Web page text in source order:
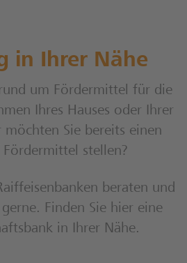
in Ihrer Nähe
um Fördermittel für die
Ihres Hauses oder Ihrer
möchten Sie bereits einen
stellen?
beraten und
Finden Sie hier eine
in Ihrer Nähe.